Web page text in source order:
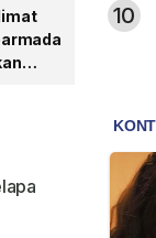
10